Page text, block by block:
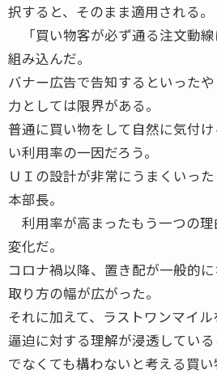
択すると、そのまま適用される。
「買い物客が必ず通る注文動
組み込んだ。
バナー広告で告知するといった
力としては限界がある。
普通に買い物をして自然に気付
い利用率の一因だろう。
ＵＩの設計が非常にうまくいっ
本部長。
利用率が高まったもう一つの
変化だ。
コロナ禍以降、置き配が一般的
取り方の幅が広がった。
それに加えて、ラストワンマイ
逼迫に対する理解が浸透してい
でなくても構わないと考える買い